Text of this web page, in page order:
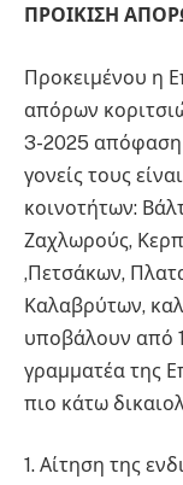
ΠΡΟΙΚΙΣΗ
Προκειμένου η
απόρων
3-2025 απόφαση
γονείς τους
κοινοτήτων:
Ζαχλωρούς,
,Πετσάκων,
Καλαβρύτων,
υποβάλουν από
γραμματέα της
πιο κάτω
1. Αίτηση της